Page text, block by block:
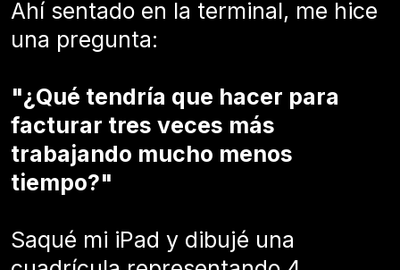
Ahí sentado en la terminal, me hice
una pregunta:
"¿Qué tendría que hacer para
facturar tres veces más
trabajando mucho menos
tiempo?"
Saqué mi iPad y dibujé una